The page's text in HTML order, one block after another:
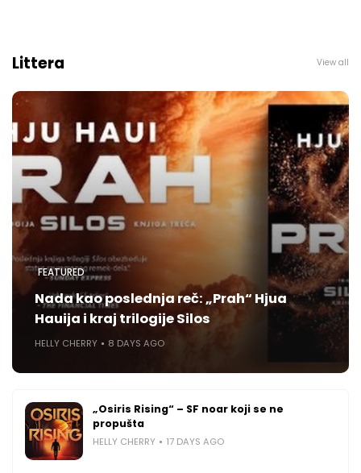
Littera View all
FEATURED
Nada kao poslednja reč: „Prah“ Hjua
Hauija i kraj trilogije Silos
HELLY CHERRY 8 DAYS AGO
„Osiris Rising“ – SF noar koji se ne
propušta
HELLY CHERRY 17 DAYS AGO